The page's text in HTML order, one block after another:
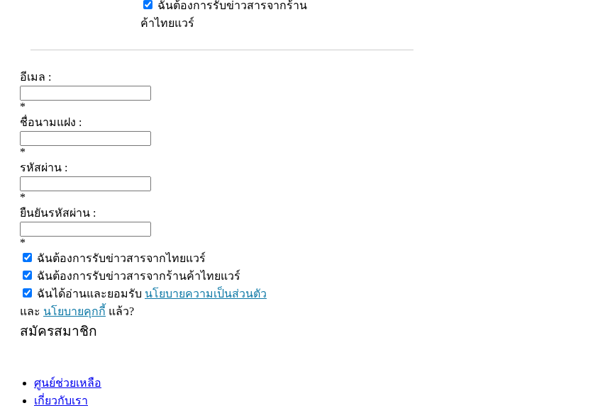
ฉันต้องการรับข่าวสารจากร้าน
ค้าไทยแวร์
อีเมล :
*
ชื่อนามแฝง :
*
รหัสผ่าน :
*
ยืนยันรหัสผ่าน :
*
ฉันต้องการรับข่าวสารจากไทยแวร์
ฉันต้องการรับข่าวสารจากร้านค้าไทยแวร์
ฉันได้อ่านและยอมรับ นโยบายความเป็นส่วนตัว
และ นโยบายคุกกี้ แล้ว?
สมัครสมาชิก
ศูนย์ช่วยเหลือ
เกี่ยวกับเรา